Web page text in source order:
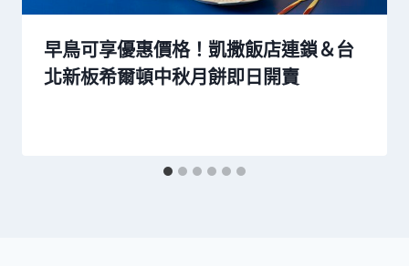
早鳥可享優惠價格！凱撒飯店連鎖＆台
北新板希爾頓中秋月餅即日開賣